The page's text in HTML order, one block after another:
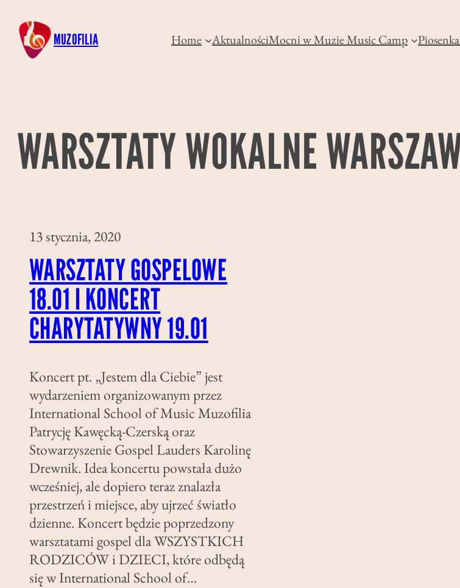
treści
MUZOFILIA Home AktualnościMocni w Muzie Music Camp
WARSZTATY WOKALNE
13 stycznia, 2020
WARSZTATY GOSPELOWE
18.01 I KONCERT
CHARYTATYWNY 19.01
Koncert pt. „Jestem dla Ciebie” jest
wydarzeniem organizowanym przez
International School of Music Muzofilia
Patrycję Kawęcką-Czerską oraz
Stowarzyszenie Gospel Lauders Karolinę
Drewnik. Idea koncertu powstała dużo
wcześniej, ale dopiero teraz znalazła
przestrzeń i miejsce, aby ujrzeć światło
dzienne. Koncert będzie poprzedzony
warsztatami gospel dla WSZYSTKICH
RODZICÓW i DZIECI, które odbędą
się w International School of…